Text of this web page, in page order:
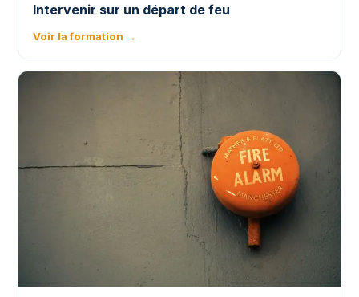
Intervenir sur un départ de feu
Voir la formation →